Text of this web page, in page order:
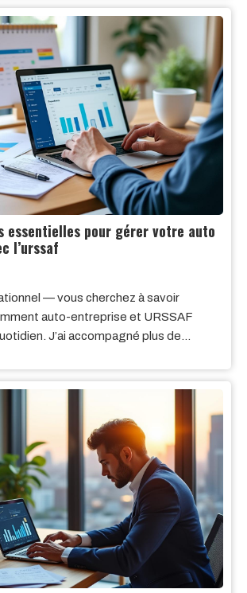
essentielles pour gérer votre auto
l’urssaf
— vous cherchez à savoir
auto-entreprise et URSSAF
J’ai accompagné plus de…